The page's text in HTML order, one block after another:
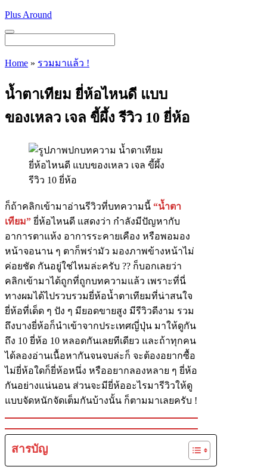
Skip
content
Plus Around
Menu
Home » รวมมาแล้ว !
น้ำตาเทียม ยี่ห้อไหนดี แบบ
ของเหลว เจล ขี้ผึ้ง รีวิว 10 ยี่ห้อ
ก็ถ้าคลิกเข้ามาอ่านรีวิวที่บทความนี้ “น้ำตา
เทียม” ยี่ห้อไหนดี แสดงว่า กำลังมีปัญหากับ
อาการตาแห้ง อาการระคายเคือง หรือพอมอง
หน้าจอนาน ๆ ตาก็พร่ามัว มองภาพข้างหน้าไม่
ค่อยชัด กันอยู่ใช่ไหมล่ะครับ ?? ก็บอกเลยว่า
คลิกเข้ามาได้ถูกที่ถูกบทความแล้ว เพราะที่นี่
ทางผมได้ไปรวบรวมยี่ห้อน้ำตาเทียมที่น่าสนใจ
ยี่ห้อที่เด็ด ๆ ปัง ๆ มียอดขายสูง มีรีวิวดีงาม รวม
ถึงบางยี่ห้อก็นำเข้าจากประเทศญี่ปุ่น มาให้ดูกัน
ถึง 10 ยี่ห้อ 10 หลอดกันเลยทีเดียว และถ้าทุกคน
ได้ลองอ่านเนื้อหากันจนจบล่ะก็ จะต้องอยากซื้อ
ไม่ยี่ห้อใดก็ยี่ห้อหนึ่ง หรืออยากลองหลาย ๆ ยี่ห้อ
กันอย่างแน่นอน ส่วนจะมียี่ห้ออะไรมารีวิวให้ดู
แบบจัดหนักจัดเต็มกันบ้างนั้น ก็ตามมาเลยครับ !
สารบัญ